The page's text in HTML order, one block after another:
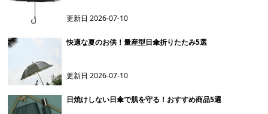
更新日2026-07-10
快適な夏のお供！量産型日傘折りたたみ5選
更新日2026-07-10
日焼けしない日傘で肌を守る！おすすめ商品5選